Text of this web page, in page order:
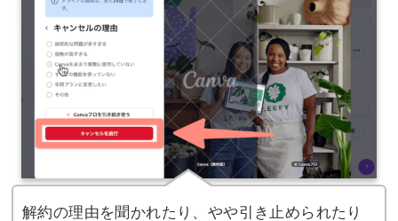
解約の理由を聞かれたり、やや引き止められたり